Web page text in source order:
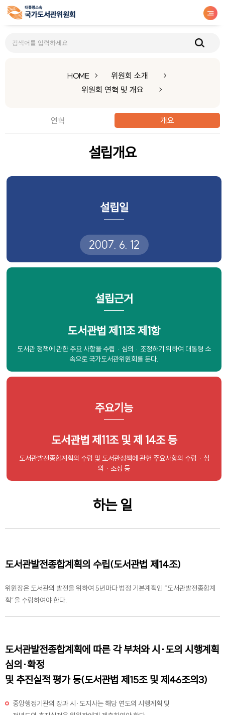
HOME
위원회 소개
위원회 연혁 및 개요
연혁 개요
설립개요
설립일
2007. 6. 12
설립근거
도서관법 제11조 제1항
도서관 정책에 관한 주요 사항을 수립 · 심의 · 조정하기 위하여 대통령 소
속으로 국가도서관위원회를 둔다.
주요기능
도서관법 제11조 및 제 14조 등
도서관발전종합계획의 수립 및 도서관정책에관헌 주요사항의 수립 · 심
의 · 조정 등
하는 일
도서관발전종합계획의 수립(도서관법 제14조)
위원장은 도서관의 발전을 위하여 5년마다 법정 기본계획인 “도서관발전종합계
획”을 수립하여야 한다.
도서관발전종합계획에 따른 각 부처와 시·도의 시행계획
심의·확정
및 추진실적 평가 등(도서관법 제15조 및 제46조의3)
중앙행정기관의 장과 시·도지사는 해당 연도의 시행계획 및